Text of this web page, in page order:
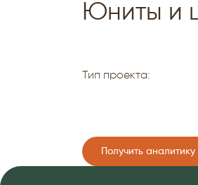
Юниты и
Тип проекта:
Получить аналитику